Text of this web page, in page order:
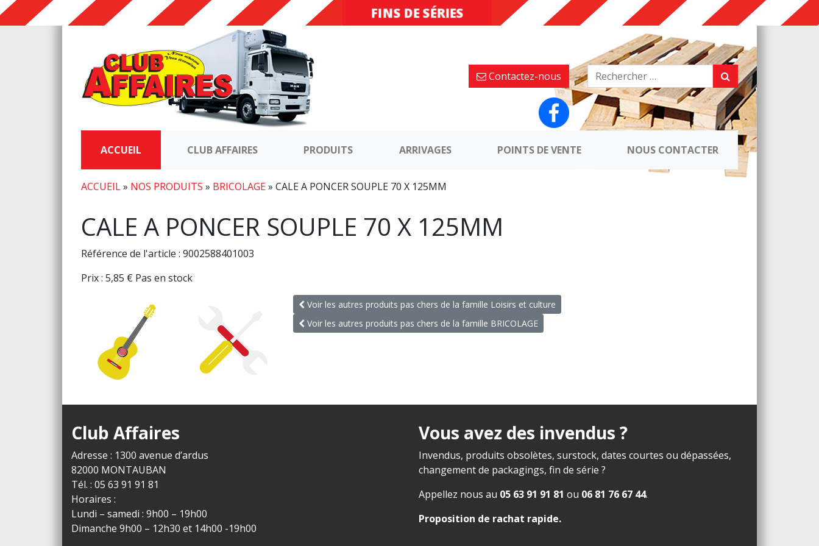
DESTOCKAGE
FINS DE SÉRIES
Contactez-nous
ACCUEIL CLUB AFFAIRES PRODUITS ARRIVAGES POINTS DE VENTE NOUS CONTACTER
ACCUEIL» NOS PRODUITS » BRICOLAGE» CALE A PONCER SOUPLE 70 X 125MM
CALE A PONCER SOUPLE 70 X 125MM
Référence de l'article : 9002588401003
Prix : 5,85 € Pas en stock
Voir les autres produits pas chers de la famille Loisirs et culture
Voir les autres produits pas chers de la famille BRICOLAGE
Club Affaires
Adresse : 1300 avenue d’ardus
82000 MONTAUBAN
Tél. : 05 63 91 91 81
Horaires :
Lundi – samedi : 9h00 – 19h00
Dimanche 9h00 – 12h30 et 14h00 -19h00
Vous avez des invendus ?
Invendus, produits obsolètes, surstock, dates courtes ou dépassées,
changement de packagings, fin de série ?
Appellez nous au 05 63 91 91 81 ou 06 81 76 67 44.
Proposition de rachat rapide.